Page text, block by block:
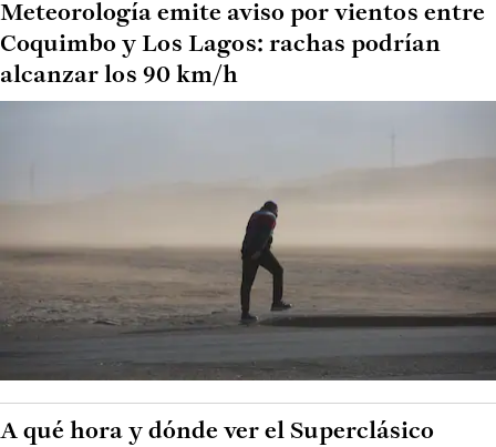
Meteorología emite aviso por vientos entre
Coquimbo y Los Lagos: rachas podrían
alcanzar los 90 km/h
A qué hora y dónde ver el Superclásico